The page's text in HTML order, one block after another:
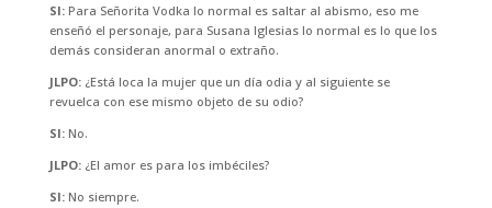
SI:Para Señorita Vodka lo normal es saltar al abismo, eso me
enseñó el personaje, para Susana Iglesias lo normal es lo que los
demás consideran anormal o extraño.
JLPO:¿Está loca la mujer que un día odia y al siguiente se
revuelca con ese mismo objeto de su odio?
SI:No.
JLPO:¿El amor es para los imbéciles?
SI:No siempre.